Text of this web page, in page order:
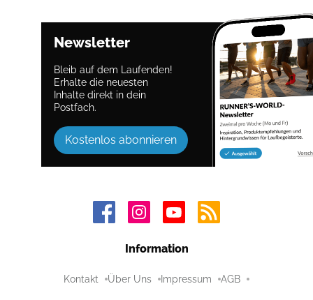
Newsletter
Bleib auf dem Laufenden!
Erhalte die neuesten
Inhalte direkt in dein
Postfach.
Kostenlos abonnieren
Information
Kontakt Über Uns Impressum AGB